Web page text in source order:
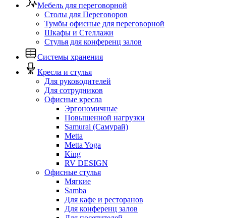
Мебель для переговорной
Столы для Переговоров
Тумбы офисные для переговорной
Шкафы и Стеллажи
Стулья для конференц залов
Системы хранения
Кресла и стулья
Для руководителей
Для сотрудников
Офисные кресла
Эргономичные
Повышенной нагрузки
Samurai (Самурай)
Metta
Metta Yoga
King
RV DESIGN
Офисные стулья
Мягкие
Samba
Для кафе и ресторанов
Для конференц залов